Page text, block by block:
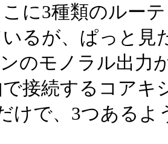
に3種類のルー
るが、ぱっと見
のモノラル出力
接続するコアキ
けで、3つあるよ